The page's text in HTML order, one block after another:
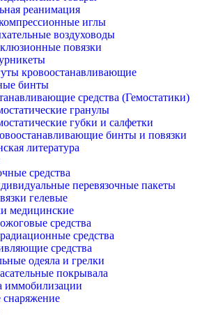
реанимация
иглы
воздуховоды
повязки
кровоостанавливающие
бинты
средства (Гемостатики)
гранулы
губки и салфетки
бинты и повязки
литература
средства
перевязочные пакеты
гелевые
медицинские
средства
средства
средства
одеяла и грелки
покрывала
иммобилизации
снаряжение